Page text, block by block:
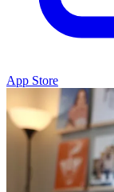
App Store